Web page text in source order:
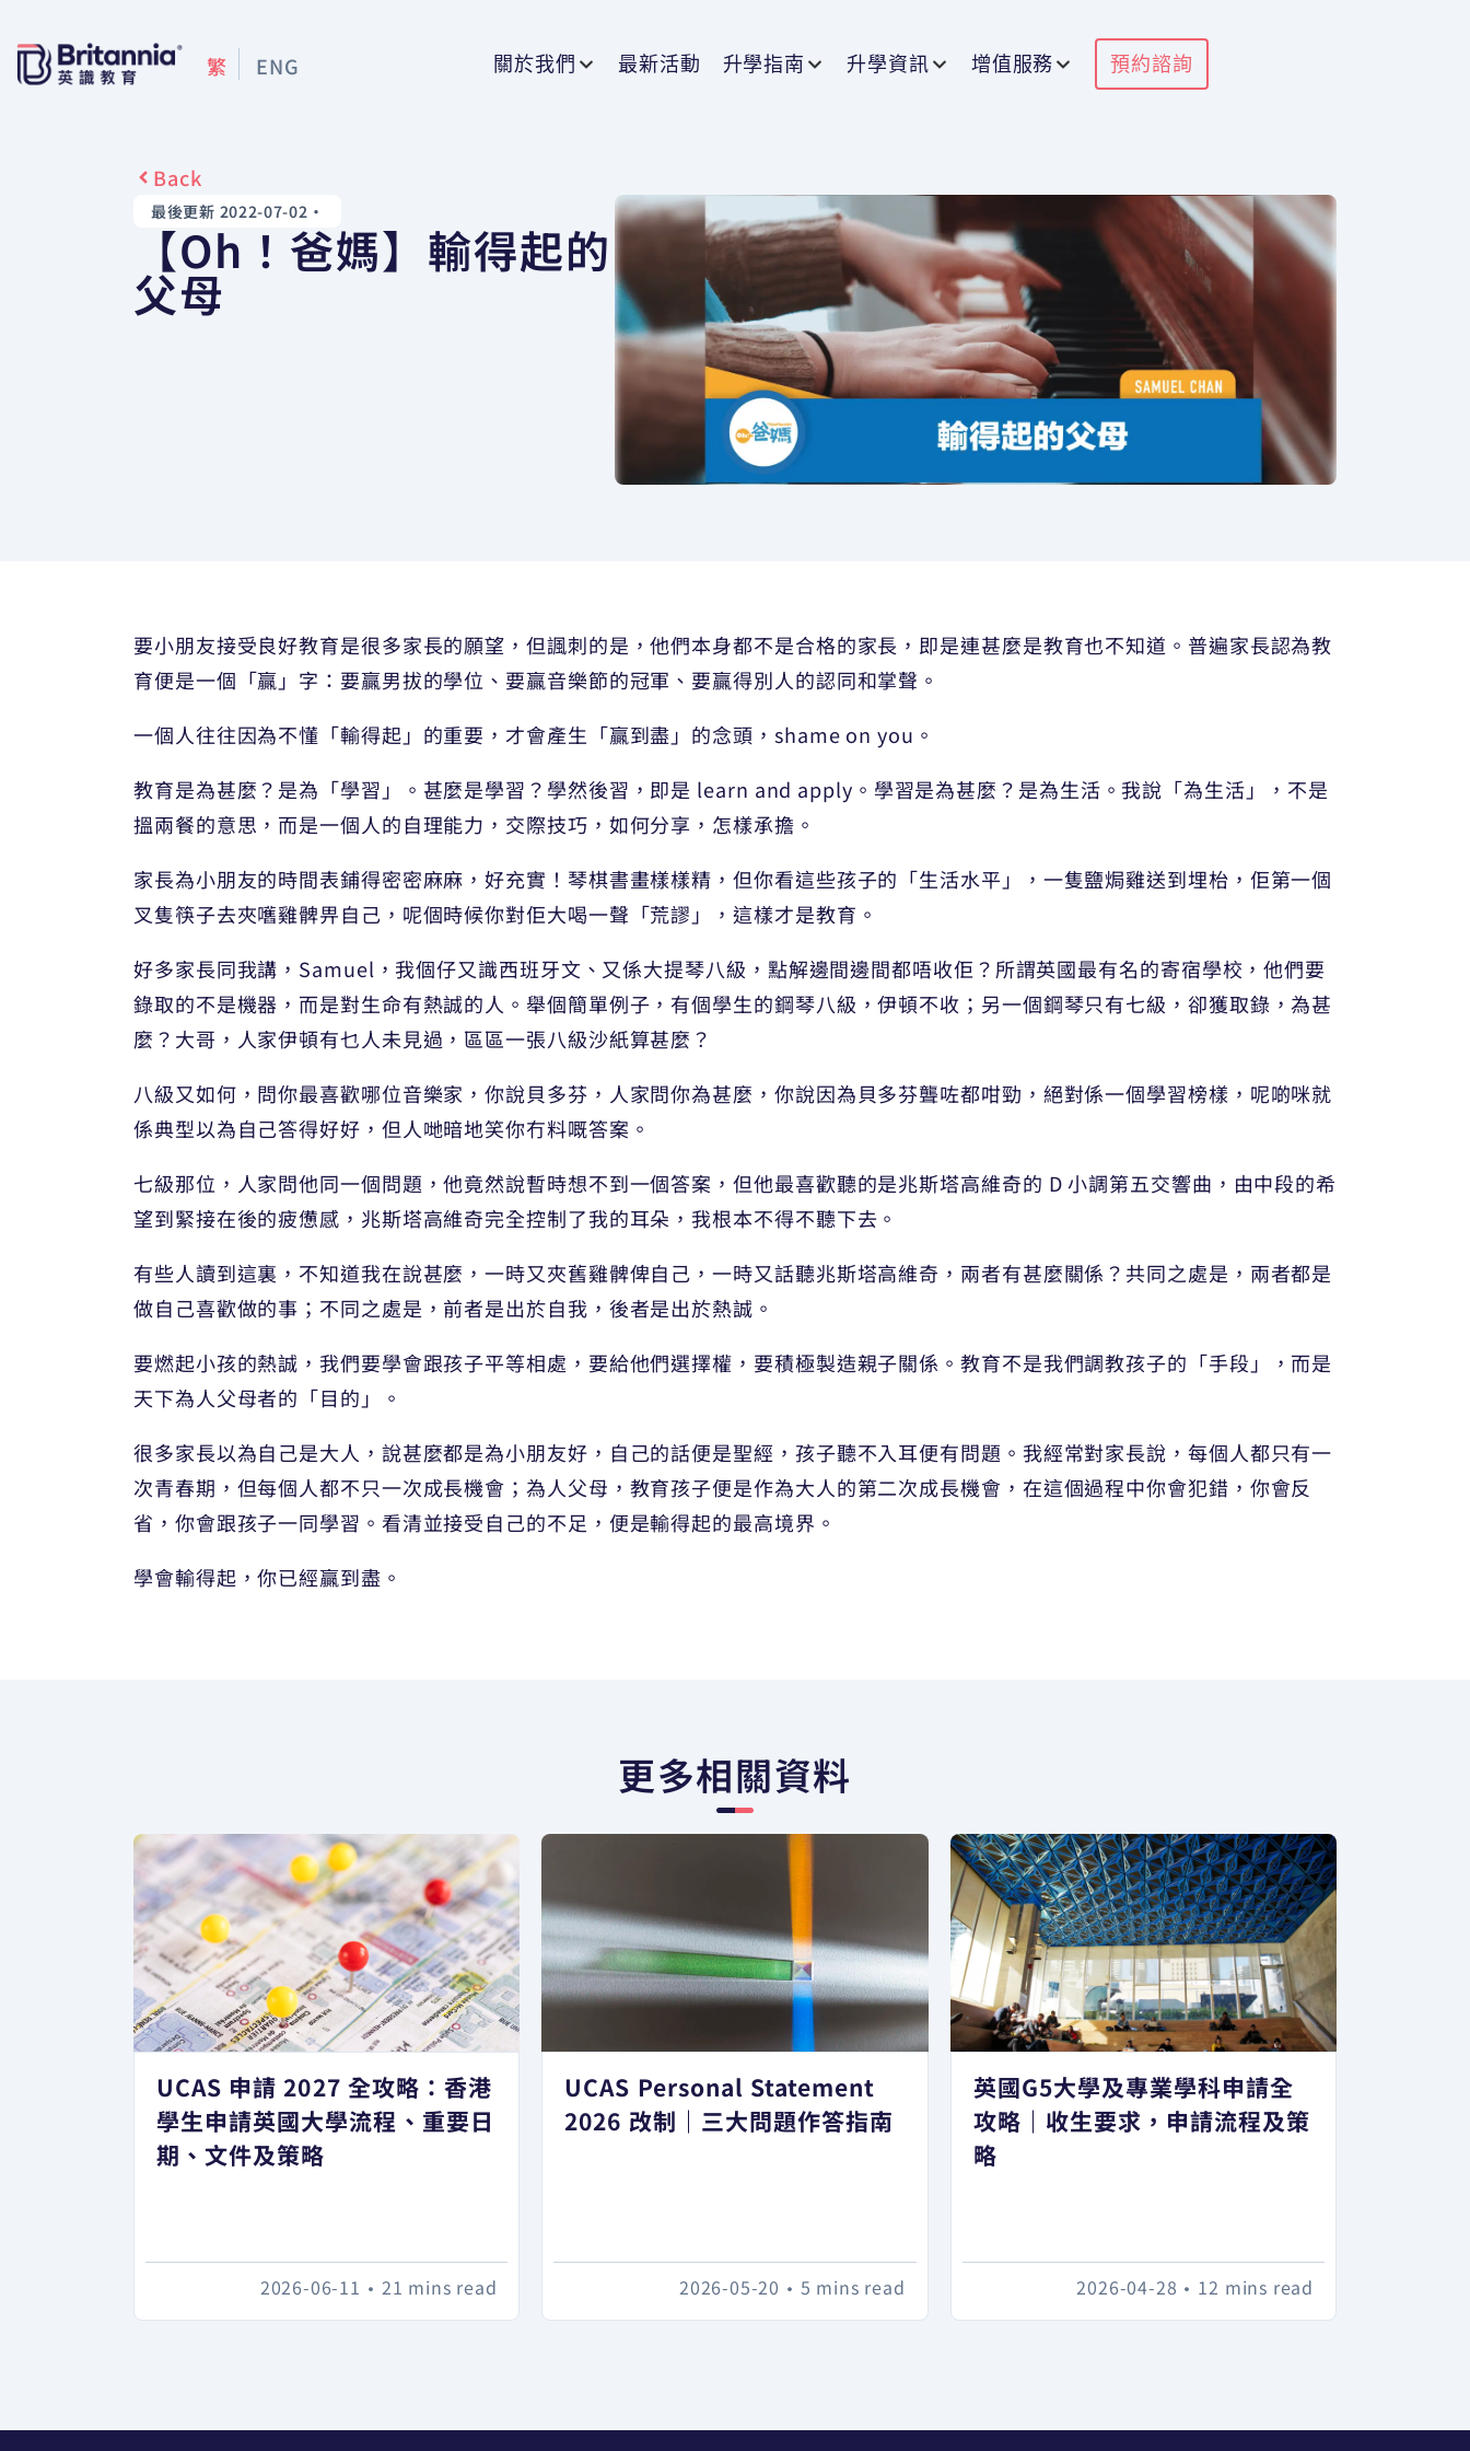
繁 ENG 關於我們 最新活動 升學指南 升學資訊 增值服務 預約諮詢
Back
最後更新 2022-07-02 •
【Oh！爸媽】輸得起的
父母
要小朋友接受良好教育是很多家長的願望，但諷刺的是，他們本身都不是合格的家長，即是連甚麼是教育也不知道。普遍家長認為教
育便是一個「贏」字：要贏男拔的學位、要贏音樂節的冠軍、要贏得別人的認同和掌聲。
一個人往往因為不懂「輸得起」的重要，才會產生「贏到盡」的念頭，shame on you。
教育是為甚麼？是為「學習」。甚麼是學習？學然後習，即是 learn and apply。學習是為甚麼？是為生活。我說「為生活」，不是
搵兩餐的意思，而是一個人的自理能力，交際技巧，如何分享，怎樣承擔。
家長為小朋友的時間表鋪得密密麻麻，好充實！琴棋書畫樣樣精，但你看這些孩子的「生活水平」，一隻鹽焗雞送到埋枱，佢第一個
叉隻筷子去夾嚿雞髀畀自己，呢個時候你對佢大喝一聲「荒謬」，這樣才是教育。
好多家長同我講，Samuel，我個仔又識西班牙文、又係大提琴八級，點解邊間邊間都唔收佢？所謂英國最有名的寄宿學校，他們要
錄取的不是機器，而是對生命有熱誠的人。舉個簡單例子，有個學生的鋼琴八級，伊頓不收；另一個鋼琴只有七級，卻獲取錄，為甚
麼？大哥，人家伊頓有乜人未見過，區區一張八級沙紙算甚麼？
八級又如何，問你最喜歡哪位音樂家，你說貝多芬，人家問你為甚麼，你說因為貝多芬聾咗都咁勁，絕對係一個學習榜樣，呢啲咪就
係典型以為自己答得好好，但人哋暗地笑你冇料嘅答案。
七級那位，人家問他同一個問題，他竟然說暫時想不到一個答案，但他最喜歡聽的是兆斯塔高維奇的 D 小調第五交響曲，由中段的希
望到緊接在後的疲憊感，兆斯塔高維奇完全控制了我的耳朵，我根本不得不聽下去。
有些人讀到這裏，不知道我在說甚麼，一時又夾舊雞髀俾自己，一時又話聽兆斯塔高維奇，兩者有甚麼關係？共同之處是，兩者都是
做自己喜歡做的事；不同之處是，前者是出於自我，後者是出於熱誠。
要燃起小孩的熱誠，我們要學會跟孩子平等相處，要給他們選擇權，要積極製造親子關係。教育不是我們調教孩子的「手段」，而是
天下為人父母者的「目的」。
很多家長以為自己是大人，說甚麼都是為小朋友好，自己的話便是聖經，孩子聽不入耳便有問題。我經常對家長說，每個人都只有一
次青春期，但每個人都不只一次成長機會；為人父母，教育孩子便是作為大人的第二次成長機會，在這個過程中你會犯錯，你會反
省，你會跟孩子一同學習。看清並接受自己的不足，便是輸得起的最高境界。
學會輸得起，你已經贏到盡。
更多相關資料
UCAS 申請 2027 全攻略：香港
學生申請英國大學流程、重要日
期、文件及策略
21 mins read
•
2026-06-11
UCAS Personal Statement
2026 改制｜三大問題作答指南
5 mins read
•
2026-05-20
英國G5大學及專業學科申請全
攻略｜收生要求，申請流程及策
略
12 mins read
•
2026-04-28